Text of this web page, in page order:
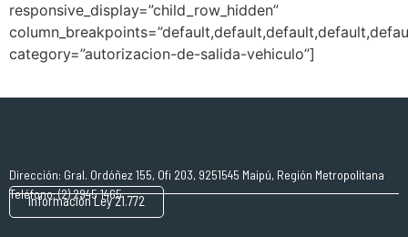
responsive_display=”child_row_hidden”
category=”autorizacion-de-salida-vehiculo”]
Dirección: Gral. Ordóñez 155, Ofi 203, 9251545 Maipú, Región Metropolitana
Teléfono: (2) 2945 1465
Información Ley 21.772